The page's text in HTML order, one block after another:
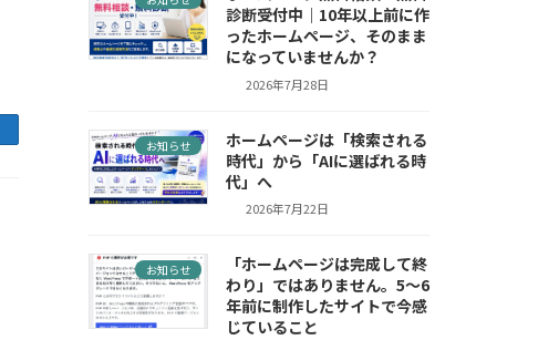
診断受付中｜10年以上前に作
ったホームページ、そのまま
になっていませんか？
2026年7月28日
お知らせ
ホームページは「検索される
時代」から「AIに選ばれる時
代」へ
2026年7月22日
お知らせ
「ホームページは完成して終
わり」ではありません。5～6
年前に制作したサイトで今感
じていること